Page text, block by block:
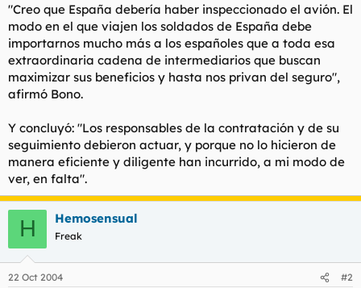
"Creo que España debería haber inspeccionado el avión. El
modo en el que viajen los soldados de España debe
importarnos mucho más a los españoles que a toda esa
extraordinaria cadena de intermediarios que buscan
maximizar sus beneficios y hasta nos privan del seguro",
afirmó Bono.
Y concluyó: "Los responsables de la contratación y de su
seguimiento debieron actuar, y porque no lo hicieron de
manera eficiente y diligente han incurrido, a mi modo de
ver, en falta".
H Hemosensual
Freak
22 Oct 2004 #2